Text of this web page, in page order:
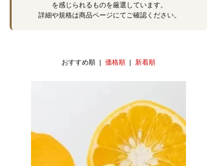
を感じられるものを厳選しています。
詳細や規格は商品ページにてご確認ください。
おすすめ順 | 価格順 | 新着順